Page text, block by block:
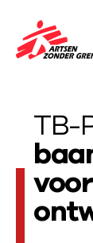
Sla
N
TB-